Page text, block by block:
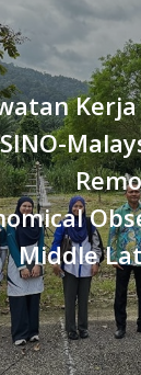
Kerja
SINO-
Middle